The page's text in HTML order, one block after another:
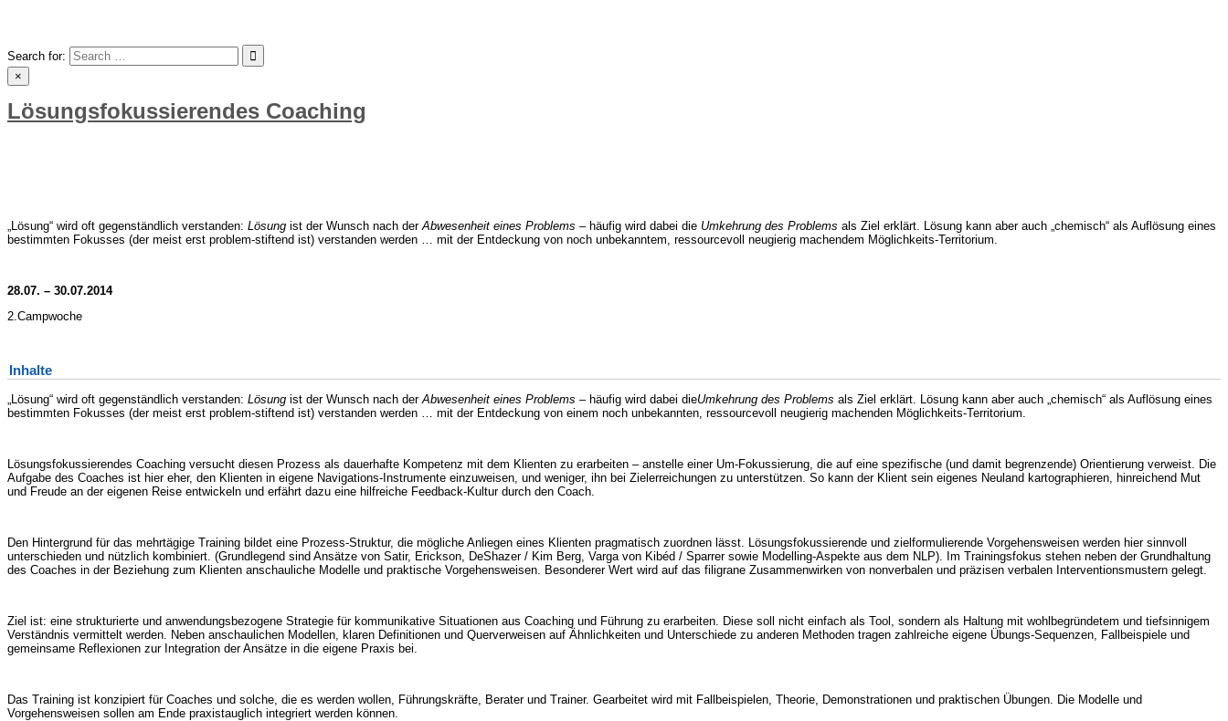
Search for:
×
Lösungsfokussierendes Coaching
„Lösung“ wird oft gegenständlich verstanden: Lösung ist der Wunsch nach der Abwesenheit eines Problems – häufig wird dabei die Umkehrung des Problems als Ziel erklärt. Lösung kann aber auch „chemisch“ als Auflösung eines
bestimmten Fokusses (der meist erst problem-stiftend ist) verstanden werden … mit der Entdeckung von noch unbekanntem, ressourcevoll neugierig machendem Möglichkeits-Territorium.
28.07. – 30.07.2014
2.Campwoche
Inhalte
„Lösung“ wird oft gegenständlich verstanden: Lösung ist der Wunsch nach der Abwesenheit eines Problems – häufig wird dabei dieUmkehrung des Problems als Ziel erklärt. Lösung kann aber auch „chemisch“ als Auflösung eines
bestimmten Fokusses (der meist erst problem-stiftend ist) verstanden werden … mit der Entdeckung von einem noch unbekannten, ressourcevoll neugierig machenden Möglichkeits-Territorium.
Lösungsfokussierendes Coaching versucht diesen Prozess als dauerhafte Kompetenz mit dem Klienten zu erarbeiten – anstelle einer Um-Fokussierung, die auf eine spezifische (und damit begrenzende) Orientierung verweist. Die
Aufgabe des Coaches ist hier eher, den Klienten in eigene Navigations-Instrumente einzuweisen, und weniger, ihn bei Zielerreichungen zu unterstützen. So kann der Klient sein eigenes Neuland kartographieren, hinreichend Mut
und Freude an der eigenen Reise entwickeln und erfährt dazu eine hilfreiche Feedback-Kultur durch den Coach.
Den Hintergrund für das mehrtägige Training bildet eine Prozess-Struktur, die mögliche Anliegen eines Klienten pragmatisch zuordnen lässt. Lösungsfokussierende und zielformulierende Vorgehensweisen werden hier sinnvoll
unterschieden und nützlich kombiniert. (Grundlegend sind Ansätze von Satir, Erickson, DeShazer / Kim Berg, Varga von Kibéd / Sparrer sowie Modelling-Aspekte aus dem NLP). Im Trainingsfokus stehen neben der Grundhaltung
des Coaches in der Beziehung zum Klienten anschauliche Modelle und praktische Vorgehensweisen. Besonderer Wert wird auf das filigrane Zusammenwirken von nonverbalen und präzisen verbalen Interventionsmustern gelegt.
Ziel ist: eine strukturierte und anwendungsbezogene Strategie für kommunikative Situationen aus Coaching und Führung zu erarbeiten. Diese soll nicht einfach als Tool, sondern als Haltung mit wohlbegründetem und tiefsinnigem
Verständnis vermittelt werden. Neben anschaulichen Modellen, klaren Definitionen und Querverweisen auf Ähnlichkeiten und Unterschiede zu anderen Methoden tragen zahlreiche eigene Übungs-Sequenzen, Fallbeispiele und
gemeinsame Reflexionen zur Integration der Ansätze in die eigene Praxis bei.
Das Training ist konzipiert für Coaches und solche, die es werden wollen, Führungskräfte, Berater und Trainer. Gearbeitet wird mit Fallbeispielen, Theorie, Demonstrationen und praktischen Übungen. Die Modelle und
Vorgehensweisen sollen am Ende praxistauglich integriert werden können.